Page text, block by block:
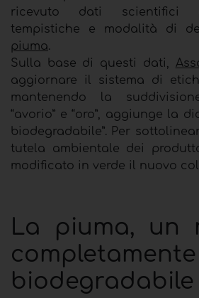
ricevuto dati scientifici
tempistiche e modalità di
piuma.
Sulla base di questi dati,
aggiornare il sistema di
mantenendo la
“avorio” e “oro”, aggiunge la
biodegradabile”. Per
tutela ambientale dei
modificato in verde il nuovo
La piuma, un
completamente
biodegradabile